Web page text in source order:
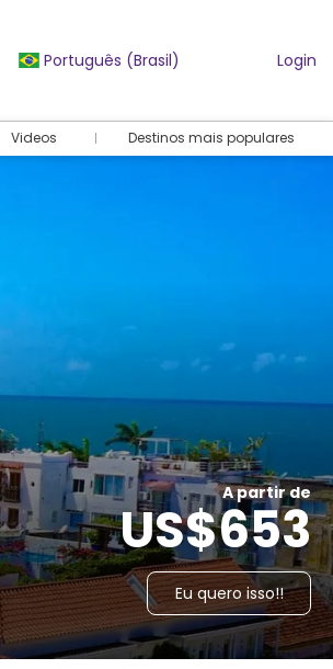
Português (Brasil) Login
Videos Destinos mais populares
A partir de
US$653
Eu quero isso!!